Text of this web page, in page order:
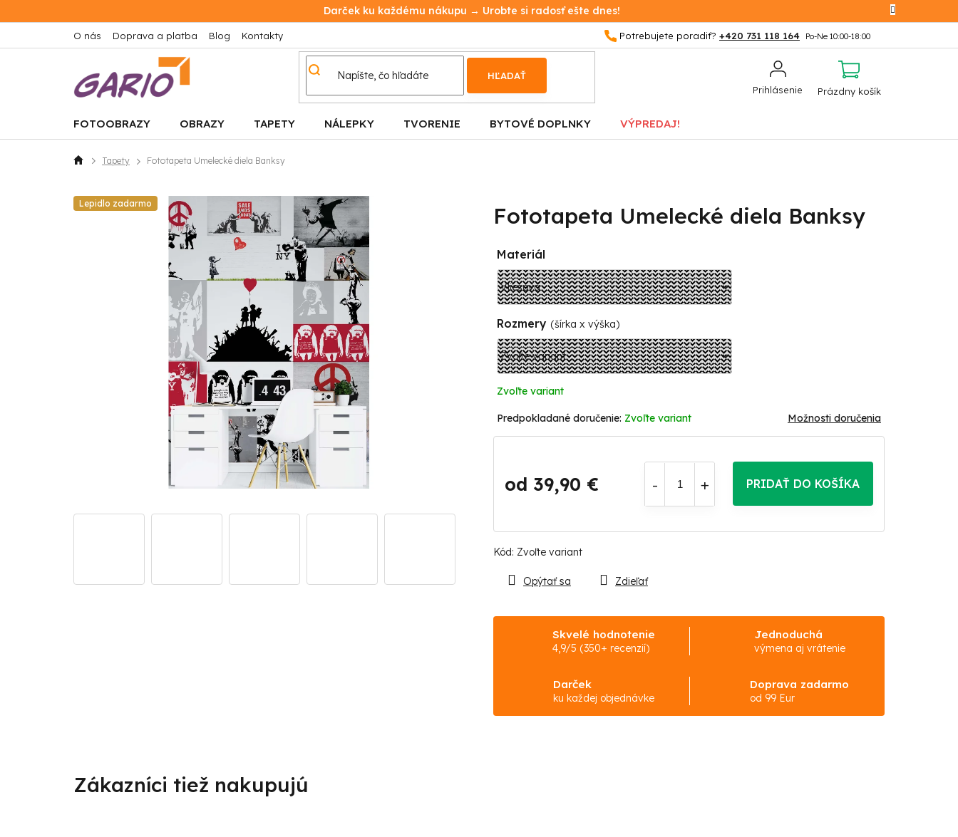
na
Darček ku každému nákupu → Urobte si radosť ešte dnes!
+420 731 118 164
O nás Doprava a platba Blog Kontakty
Prihlásenie
HĽADAŤ
NÁKUPNÝ
Prázdny košík
FOTOOBRAZY OBRAZY TAPETY NÁLEPKY TVORENIE BYTOVÉ DOPLNKY VÝPREDAJ!
DomovTapety Fototapeta Umelecké diela Banksy
Lepidlo zadarmo Fototapeta Umelecké diela Banksy
Kód: Zvoľte variant
Materiál
Rozmery (šírka x výška)
Zvoľte variant
Zvoľte variant Možnosti doručenia
od 39,90 €
Jednotková
PRIDAŤ DO KOŠÍKA
Skvelé hodnotenie
4,9/5 (350+ recenzií)
Jednoduchá
výmena aj vrátenie
Darček
ku každej objednávke
Doprava zadarmo
od 99 Eur
Opýtať sa Zdieľať